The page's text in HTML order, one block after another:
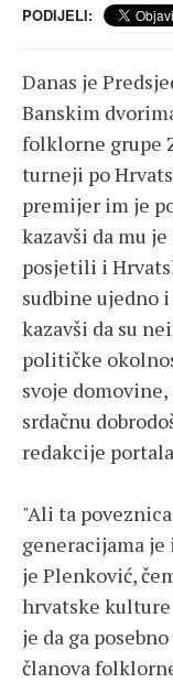
PODIJELI:
Danas je
Banskim
folklorne grupe
turneji po
premijer im je
kazavši da mu
posjetili i
sudbine ujedno
kazavši da su
političke
svoje
srdačnu
redakcije
"Ali ta
generacijama je
je Plenković,
hrvatske
je da ga
članova